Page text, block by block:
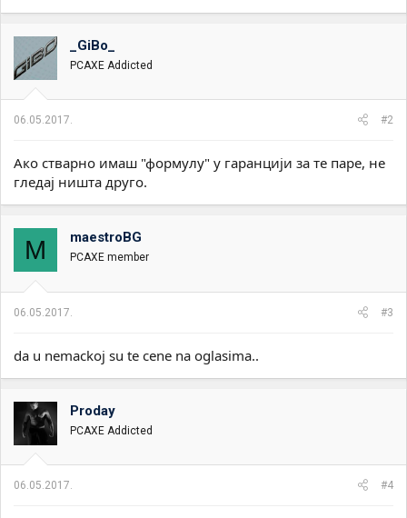
_GiBo_
PCAXE Addicted
06.05.2017. #2
Aко стварно имаш "формулу" у гаранцији за те паре, не
гледај ништа друго.
M maestroBG
PCAXE member
06.05.2017. #3
da u nemackoj su te cene na oglasima..
Proday
PCAXE Addicted
06.05.2017. #4